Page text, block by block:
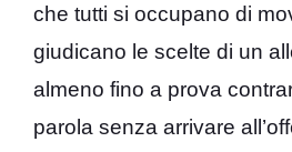
che tutti si occupano di
giudicano le scelte di un
almeno fino a prova
parola senza arrivare